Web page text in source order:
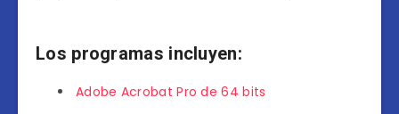
Los programas incluyen:
Adobe Acrobat Pro de 64 bits